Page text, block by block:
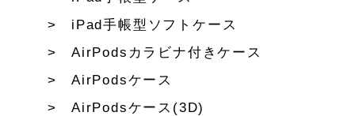
iPad手帳型ソフトケース
AirPodsカラビナ付きケース
AirPodsケース
AirPodsケース(3D)